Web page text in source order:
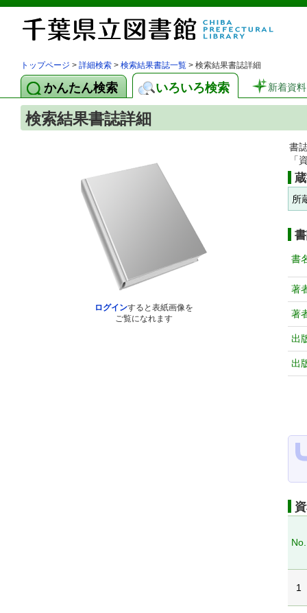
トップページ > 詳細検索 > 検索結果書誌一覧 > 検索結果書誌詳細
かんたん検索 いろいろ検索 新着資料
検索結果書誌詳細
ログインすると表紙画像を
ご覧になれます
書
「
所
書
著
著
出
出
No.
1